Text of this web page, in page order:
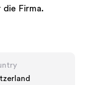
die Firma.